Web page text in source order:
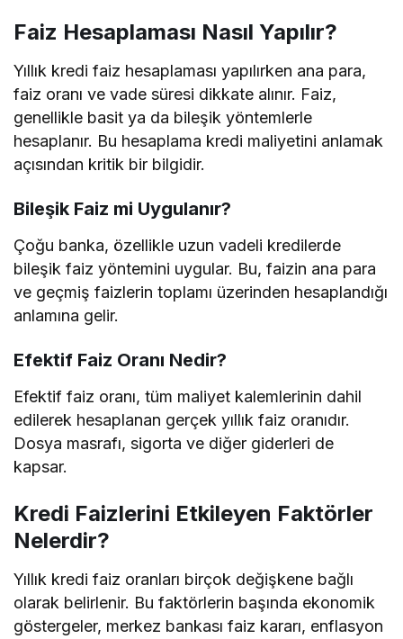
Faiz Hesaplaması Nasıl Yapılır?
Yıllık kredi faiz hesaplaması yapılırken ana para,
faiz oranı ve vade süresi dikkate alınır. Faiz,
genellikle basit ya da bileşik yöntemlerle
hesaplanır. Bu hesaplama kredi maliyetini anlamak
açısından kritik bir bilgidir.
Bileşik Faiz mi Uygulanır?
Çoğu banka, özellikle uzun vadeli kredilerde
bileşik faiz yöntemini uygular. Bu, faizin ana para
ve geçmiş faizlerin toplamı üzerinden hesaplandığı
anlamına gelir.
Efektif Faiz Oranı Nedir?
Efektif faiz oranı, tüm maliyet kalemlerinin dahil
edilerek hesaplanan gerçek yıllık faiz oranıdır.
Dosya masrafı, sigorta ve diğer giderleri de
kapsar.
Kredi Faizlerini Etkileyen Faktörler
Nelerdir?
Yıllık kredi faiz oranları birçok değişkene bağlı
olarak belirlenir. Bu faktörlerin başında ekonomik
göstergeler, merkez bankası faiz kararı, enflasyon